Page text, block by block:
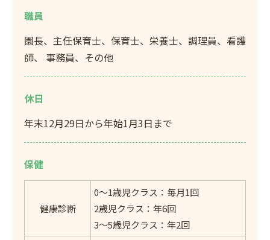
職員
園長、主任保育士、保育士、栄養士、調理員、看護
師、 事務員、その他
休日
年末12月29日から年始1月3日まで
保健
健康診断
0～1歳児クラス：毎月1回
2歳児クラス：年6回
3～5歳児クラス：年2回